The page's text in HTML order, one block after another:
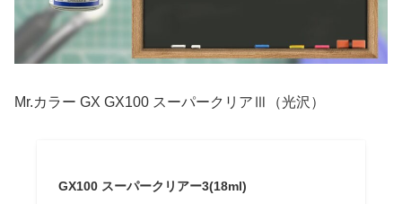
Mr.カラー GX GX100 スーパークリアⅢ（光沢）
GX100 スーパークリアー3(18ml)